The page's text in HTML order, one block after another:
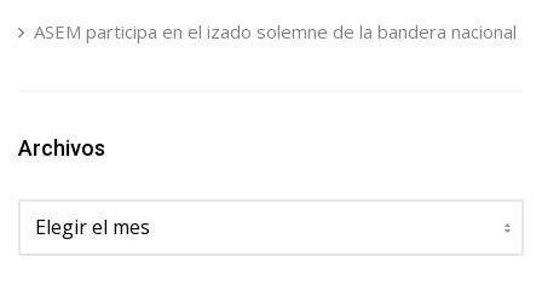
ASEM participa en el izado solemne de la bandera nacional
Archivos
Archivos